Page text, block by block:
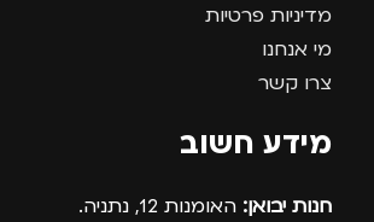
מדיניות פרטיות
מי אנחנו
צרו קשר
מידע חשוב
חנות יבואן: האומנות 12, נתניה.